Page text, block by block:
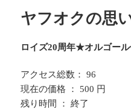
ヤフオクの思
ロイズ20周年★オルゴー
アクセス総数： 96
現在の価格 ： 500 円
残り時間 ： 終了